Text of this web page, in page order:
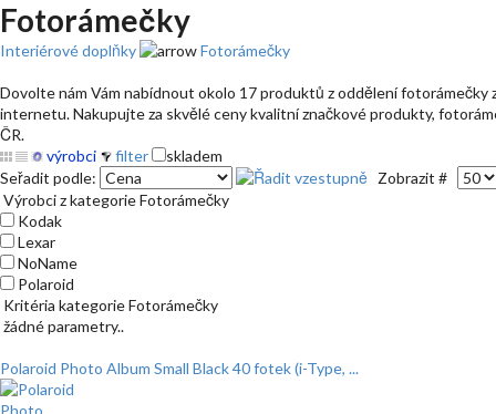
Fotorámečky
Interiérové doplňky Fotorámečky
Dovolte nám Vám nabídnout okolo 17 produktů z oddělení fotorámečky
internetu. Nakupujte za skvělé ceny kvalitní značkové produkty,
ČR.
výrobci
filter
skladem
Seřadit podle:
Zobrazit #
Výrobci z kategorie Fotorámečky
Kodak
Lexar
NoName
Polaroid
Kritéria kategorie Fotorámečky
žádné parametry..
Polaroid Photo Album Small Black 40 fotek (i-Type, ...